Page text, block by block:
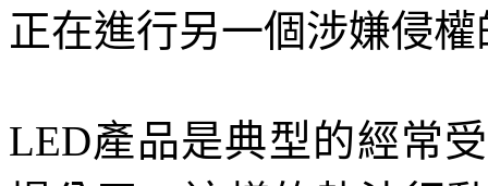
正在進行另一個涉嫌侵
LED產品是典型的經常